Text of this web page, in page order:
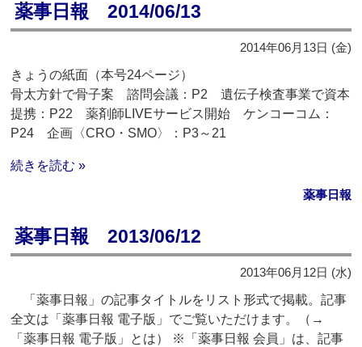
薬事日報 2014/06/13
2014年06月13日 (金)
きょうの紙面（本号24ページ）
骨太方針で骨子案 諮問会議：P2 遺伝子検査事業で資本
提携：P22 薬剤師LIVEサービス開始 ケンコーコム：
P24 企画〈CRO・SMO〉：P3～21
続きを読む »
薬事日報
薬事日報 2013/06/12
2013年06月12日 (水)
「薬事日報」の記事タイトルをリスト形式で掲載。記事
全文は「薬事日報 電子版」でご覧いただけます。（→
「薬事日報 電子版」とは） ※「薬事日報 会員」は、記事